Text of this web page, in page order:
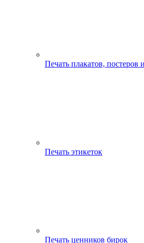
Печать плакатов, постеров
Печать этикеток
Печать ценников бирок